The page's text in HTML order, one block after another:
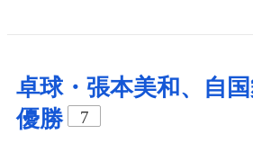
卓球・張本美和、自
優勝
7